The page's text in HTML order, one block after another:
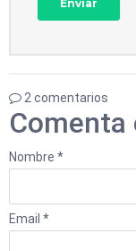
2 comentarios
Nombre *
Email *